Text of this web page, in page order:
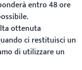
entro 48 ore
ottenuta
ci restituisci un
di utilizzare un